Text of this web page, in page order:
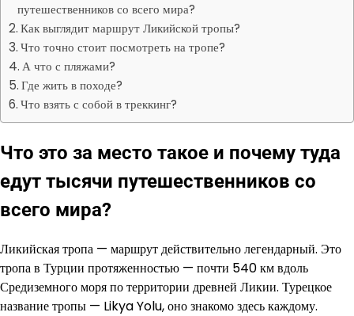
путешественников со всего мира?
Как выглядит маршрут Ликийской тропы?
Что точно стоит посмотреть на тропе?
А что с пляжами?
Где жить в походе?
Что взять с собой в треккинг?
Что это за место такое и почему туда
едут тысячи путешественников со
всего мира?
Ликийская тропа — маршрут действительно легендарный. Это
тропа в Турции протяженностью — почти 540 км вдоль
Средиземного моря по территории древней Ликии. Турецкое
название тропы — Likya Yolu, оно знакомо здесь каждому.